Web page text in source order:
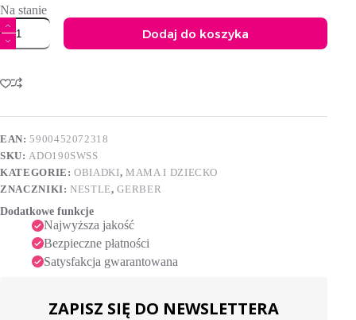
Na stanie
ilość
Gerber
Schabik
śliwką
w
dla
po
6.
miesiącu
190
Dodaj do koszyka
t
r
a
t
i
v
:
EAN:5900452072318
SKU:ADO190SWSS
KATEGORIE:OBIADKI,MAMA I DZIECKO
ZNACZNIKI:NESTLE,GERBER
Dodatkowe funkcje
Najwyższa jakość
Bezpieczne płatności
Satysfakcja gwarantowana
ZAPISZ SIĘ DO NEWSLETTERA